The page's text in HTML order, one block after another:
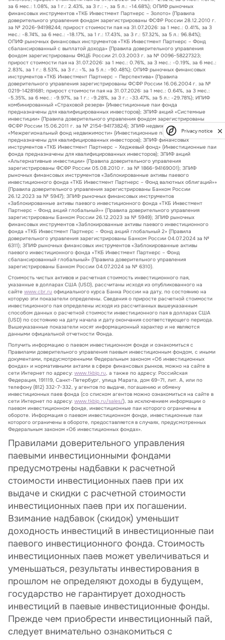
за 6 мес.: 1.08%, за 1 г.: 2.43%, за 3 г.: -, за 5 л.: -14.68%); ОПИФ рыночных
финансовых инструментов «ТКБ Инвестмент Партнерс – Золото» (Правила
доверительного управления фондом зарегистрированы ФСФР России 28.12.2010 г.
за № 2026-94198244; прирост стоимости пая на 31.07.2026: за 1 мес.: 0.41%, за 3
мес.: -8.74%, за 6 мес.: -18.17%, за 1 г.: 17.43%, за 3 г.: 57.32%, за 5 л.: 96.84%);
ОПИФ рыночных финансовых инструментов «ТКБ Инвестмент Партнерс – Фонд
сбалансированный с выплатой дохода» (Правила доверительного управления
фондом зарегистрированы ФКЦБ России 21.03.2003 г. за № 0096-58227323;
прирост стоимости пая на 31.07.2026: за 1 мес.: 0.76%, за 3 мес.: -0.19%, за 6 мес.:
2.83%, за 1 г.: 8.53%, за 3 г.: -%, за 5 л.: -90.48%); ОПИФ рыночных финансовых
инструментов «ТКБ Инвестмент Партнерс – Перспектива» (Правила
доверительного управления зарегистрированы ФСФР России 16.06.2004 г. за №
0219-14281681; прирост стоимости пая на 31.07.2026: за 1 мес.: 0.64%, за 3 мес.:
-5.35%, за 6 мес.: -9.97%, за 1 г.: -9.28%, за 3 г.: -33.47%, за 5 л.: -29.78%); ИПИФ
комбинированный «Страховой резерв» (Инвестиционные паи фонда
предназначены для квалифицированных инвесторов); ЗПИФ акций «Системные
инвестиции» (Правила доверительного управления фондом зарегистрированы
ФСФР России 15.06.2011 г. за № 2154-94173824); ЗПИФ недвижимости
«Межрегиональный фонд недвижимости» (Инвестиционные паи фонда
предназначены для квалифицированных инвесторов); ЗПИФ финансовых
инструментов «ТКБ Инвестмент Партнерс – Хеджевый фонд» (Инвестиционные паи
фонда предназначены для квалифицированных инвесторов); ЗПИФ акций
«Альтернативные инвестиции» (Правила доверительного управления
зарегистрированы ФСФР России 05.08.2010 г. за № 1866-94169001); ЗПИФ
рыночных финансовых инструментов «Заблокированные активы паевого
инвестиционного фонда «ТКБ Инвестмент Партнерс – Фонд валютных облигаций»»
(Правила доверительного управления зарегистрированы Банком России
26.12.2023 за № 5947); ЗПИФ рыночных финансовых инструментов
«Заблокированные активы паевого инвестиционного фонда «ТКБ Инвестмент
Партнерс – Фонд акций глобальный»» (Правила доверительного управления
зарегистрированы Банком России 26.12.2023 за № 5949); ЗПИФ рыночных
финансовых инструментов «Заблокированные активы паевого инвестиционного
фонда «ТКБ Инвестмент Партнерс – Фонд акций глобальный 2» (Правила
доверительного управления зарегистрированы Банком России 04.07.2024 за №
6311); ЗПИФ рыночных финансовых инструментов «Заблокированные активы
паевого инвестиционного фонда «ТКБ Инвестмент Партнерс – Фонд
сбалансированный глобальный» (Правила доверительного управления
зарегистрированы Банком России 04.07.2024 за № 6310).
Стоимость чистых активов и расчетная стоимость инвестиционного пая,
указанные в долларах США (USD), рассчитаны исходя из опубликованного на
сайте www.cbr.ru официального курса Банка России на дату, по состоянию на
которую эти показатели определены. Сведения о приросте расчетной стоимости
инвестиционного пая определены исходя из рассчитанных вышеуказанным
способом данных о расчетной стоимости инвестиционного пая в долларах США
(USD) по состоянию на дату начала и дату окончания соответствующего периода.
Вышеуказанные показатели носят информационный характер и не являются
данными официальной отчетности Фонда.
Получить информацию о паевом инвестиционном фонде и ознакомиться с
Правилами доверительного управления паевым инвестиционным фондом, с иными
документами, предусмотренными Федеральным законом «Об инвестиционных
фондах» и нормативными актами в сфере финансовых рынков, можно на сайте в
сети Интернет по адресу: www.tkbip.ru, а также по адресу: Российская
Федерация, 191119, Санкт-Петербург, улица Марата, дом 69–71, лит. А, или по
телефону (812) 332-7-332, у агентов по выдаче, погашению и обмену
инвестиционных паев фонда (со списком агентов можно ознакомиться на сайте в
сети Интернет по адресу: www.tkbip.ru/sales/), за исключением информации о
паевом инвестиционном фонде, инвестиционные паи которого ограничены в
обороте. Информация о паевом инвестиционном фонде, инвестиционные паи
которого ограничены в обороте, предоставляется в случаях, предусмотренных
Федеральным законом «Об инвестиционных фондах».
Правилами доверительного управления
паевыми инвестиционными фондами
предусмотрены надбавки к расчетной
стоимости инвестиционных паев при их
выдаче и скидки с расчетной стоимости
инвестиционных паев при их погашении.
Взимание надбавок (скидок) уменьшит
доходность инвестиций в инвестиционные паи
паевого инвестиционного фонда. Стоимость
инвестиционных паев может увеличиваться и
уменьшаться, результаты инвестирования в
прошлом не определяют доходы в будущем,
государство не гарантирует доходность
инвестиций в паевые инвестиционные фонды.
Прежде чем приобрести инвестиционный пай,
следует внимательно ознакомиться с
Privacy notice